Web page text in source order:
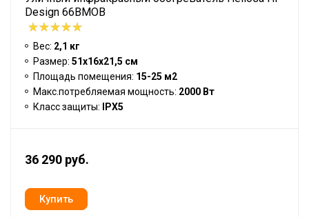
Design 66BMOB
Вес: 2,1 кг
Размер: 51х16х21,5 см
Площадь помещения: 15-25 м2
Макс.потребляемая мощность: 2000 Вт
Класс защиты:
IPX5
36 290 руб.